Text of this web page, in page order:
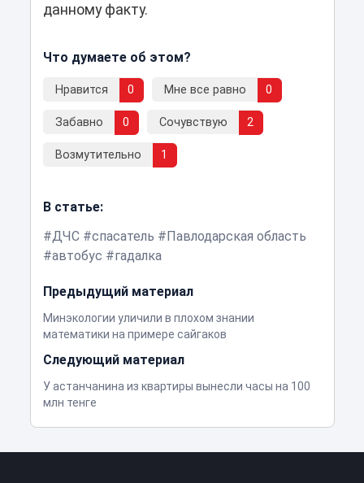
данному факту.
Что думаете об этом?
Нравится 0 Мне все равно 0
Забавно 0 Сочувствую 2
Возмутительно 1
В статье:
ДЧС
спасатель
Павлодарская область
автобус
гадалка
Предыдущий материал
Минэкологии уличили в плохом знании
математики на примере сайгаков
Следующий материал
У астанчанина из квартиры вынесли часы на 100
млн тенге